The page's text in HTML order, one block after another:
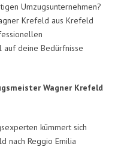
Umzugsunternehmen?
Krefeld aus Krefeld
deine Bedürfnisse
Wagner Krefeld
kümmert sich
nach Reggio Emilia